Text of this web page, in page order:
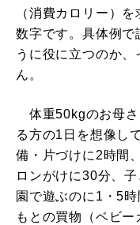
（消費カロリー）
数字です。具体例で
うに役に立つのか
ん。
体重50kgのお母さ
る方の1日を想像し
備・片づけに2時間
ロンがけに30分、
園で遊ぶのに1・5
もとの買物（ベビ